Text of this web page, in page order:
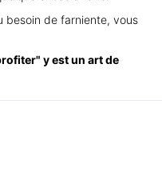
besoin de farniente, vous
y est un art de